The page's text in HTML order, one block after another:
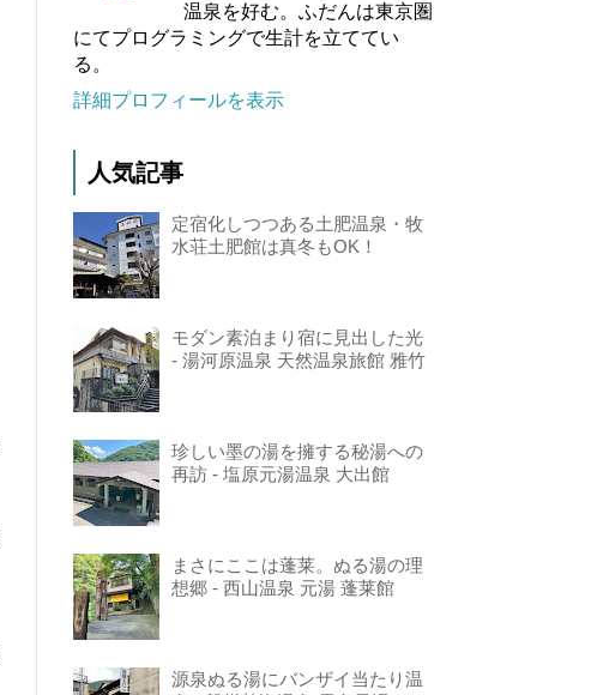
温泉を好む。ふだんは東京圏
にてプログラミングで生計を立ててい
る。
詳細プロフィールを表示
人気記事
定宿化しつつある土肥温泉・牧
水荘土肥館は真冬もOK！
モダン素泊まり宿に見出した光
- 湯河原温泉 天然温泉旅館 雅竹
珍しい墨の湯を擁する秘湯への
再訪 - 塩原元湯温泉 大出館
まさにここは蓬莱。ぬる湯の理
想郷 - 西山温泉 元湯 蓬莱館
源泉ぬる湯にバンザイ当たり温